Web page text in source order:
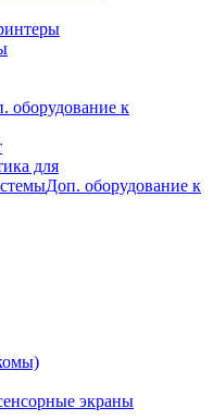
оборудование к
для
Доп. оборудование к
экраны